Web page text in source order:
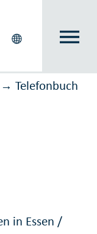
→ Telefonbuch
in Essen /